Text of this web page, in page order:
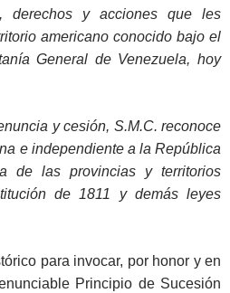
derechos y acciones que les
americano conocido bajo el
General de Venezuela, hoy
y cesión, S.M.C. reconoce
e independiente a la República
de las provincias y territorios
de 1811 y demás leyes
para invocar, por honor y en
Principio de Sucesión